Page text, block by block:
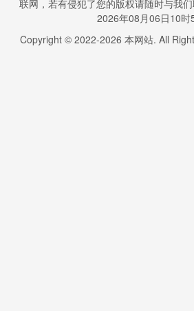
联网，若有侵犯了您的版权请随时与我
2026年08月06日10时
Copyright © 2022-2026 本网站. All